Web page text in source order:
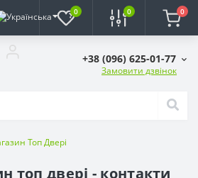
0 0 0
+38 (096) 625-01-77
Замовити дзвінок
Топ Двері
топ двері - контакти